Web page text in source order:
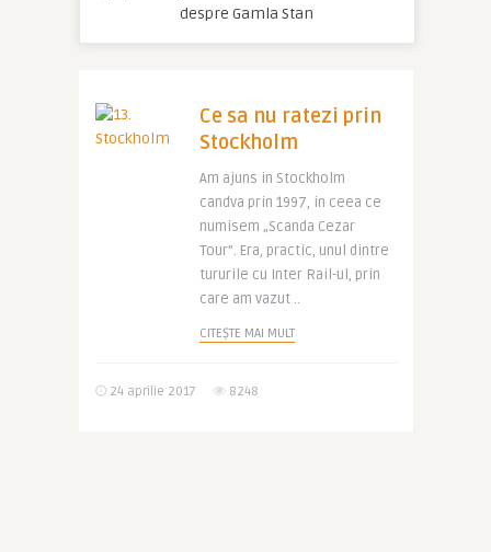
despre Gamla Stan
Ce sa nu ratezi prin
Stockholm
Am ajuns in Stockholm
candva prin 1997, in ceea ce
numisem „Scanda Cezar
Tour”. Era, practic, unul dintre
tururile cu Inter Rail-ul, prin
care am vazut ..
CITEȘTE MAI MULT
24 aprilie 2017 8248